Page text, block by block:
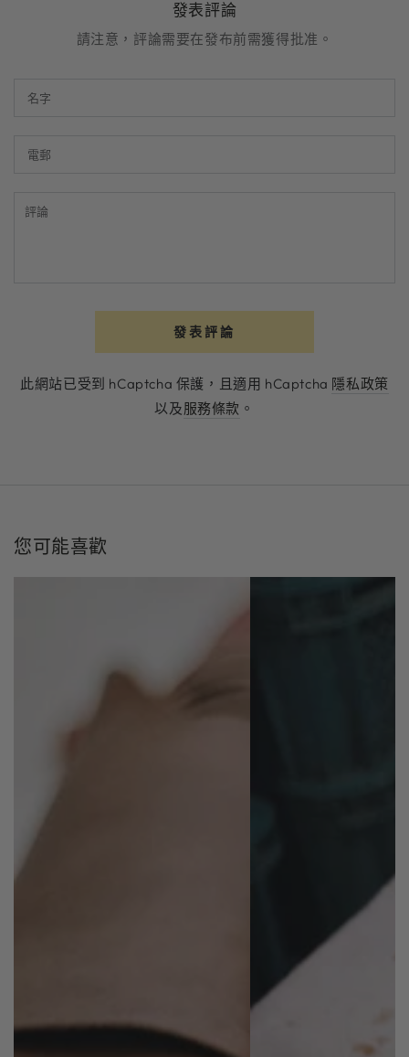
發表評論
請注意，評論需要在發布前需獲得批准。
評
發表評論
此網站已受到 hCaptcha 保護，且適用 hCaptcha 隱私政策
以及服務條款 。
您可能喜歡